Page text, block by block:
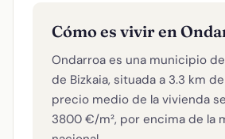
Cómo es vivir en
Ondarroa es una municipio
de Bizkaia, situada a 3.3 km
precio medio de la vivienda
3800 €/m², por encima de la